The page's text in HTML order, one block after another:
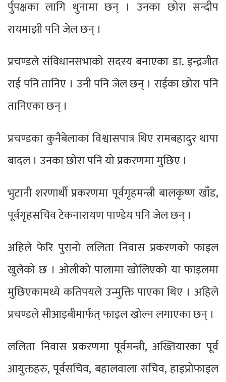
र्पुपक्षका लागि थुनामा छन् । उनका छोरा सन्दीप
रायमाझी पनि जेल छन् ।
प्रचण्डले संविधानसभाको सदस्य बनाएका डा. इन्द्रजीत
राई पनि तानिए । उनी पनि जेल छन् । राईका छोरा पनि
तानिएका छन् ।
प्रचण्डका कुनैबेलाका विश्वासपात्र थिए रामबहादुर थापा
बादल । उनका छोरा पनि यो प्रकरणमा मुछिए ।
भुटानी शरणार्थी प्रकरणमा पूर्वगृहमन्त्री बालकृष्ण खाँड,
पूर्वगृहसचिव टेकनारायण पाण्डेय पनि जेल छन् ।
अहिले फेरि पुरानो ललिता निवास प्रकरणको फाइल
खुलेको छ । ओलीको पालामा खोलिएको या फाइलमा
मुछिएकामध्ये कतिपयले उन्मुक्ति पाएका थिए । अहिले
प्रचण्डले सीआइबीमार्फत् फाइल खोल्न लगाएका छन् ।
ललिता निवास प्रकरणमा पूर्वमन्त्री, अख्तियारका पूर्व
आयुक्तहरु, पूर्वसचिव, बहालवाला सचिव, हाइप्रोफाइल